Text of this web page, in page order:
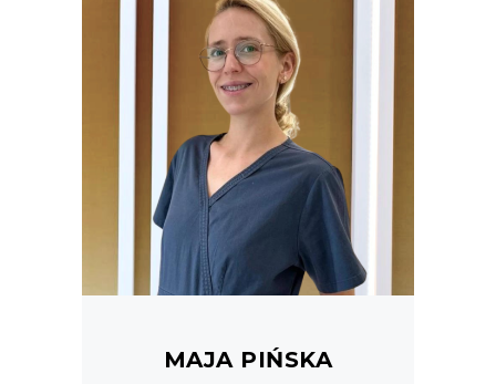
MAJA PIŃSKA